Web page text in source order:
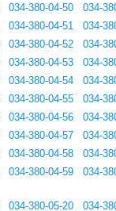
034-380-04-50
034-380-04-51
034-380-04-52
034-380-04-53
034-380-04-54
034-380-04-55
034-380-04-56
034-380-04-57
034-380-04-58
034-380-04-59
034-
034-
034-
034-
034-
034-
034-
034-
034-
034-
034-380-05-20 034-